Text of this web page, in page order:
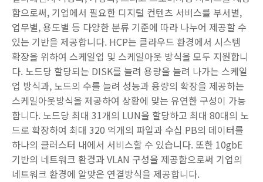
함으로써, 기업에서 필요한 디지털 컨텐츠 서비스를 부서별,
업무별, 용도별 등 다양한 분류 기준에 따라 나누어 제공할 수
있는 기반을 제공합니다. HCP는 클라우드 환경에서 시스템
확장을 위하여 스케일업 및 스케일아웃 방식을 모두 지원합니
다. 노드당 할당되는 DISK를 늘려 용량을 늘려 나가는 스케일
업 방식과, 노드의 수를 늘려 성능과 용량의 확장을 제공하는
스케일아웃방식을 제공하여 상황에 맞는 유연한 구성이 가능
합니다. 노드당 최대 31개의 LUN을 할당하고 최대 80대의 노
드로 확장하여 최대 320 억개의 파일과 수십 PB의 데이터를
하나의 클러스터 내에서 서비스할 수 있습니다. 또한 10gbE
기반의 네트워크 환경과 VLAN 구성을 제공함으로써 기업의
네트워크 환경에 알맞은 연결방식을 제공합니다.